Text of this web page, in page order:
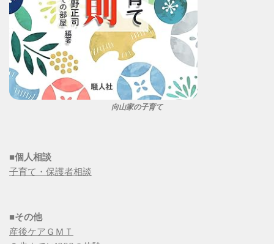
向山家の子育て
■個人相談
子育て・保護者相談
■その他
産後ケアＧＭＴ